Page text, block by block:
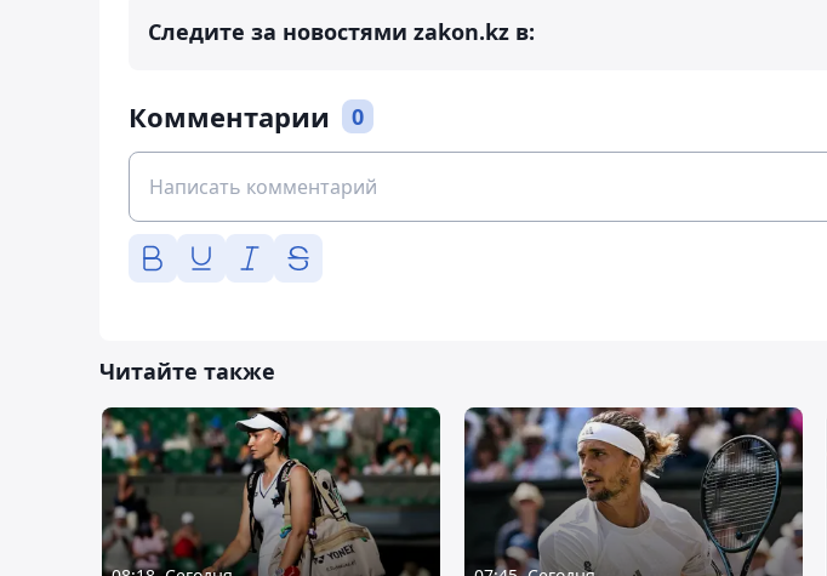
Следите за новостями zakon.kz в:
Комментарии 0
Читайте также